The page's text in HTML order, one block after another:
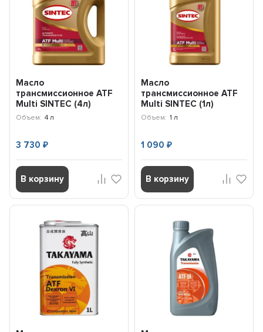
Масло
трансмиссионное ATF
Multi SINTEC (4л)
324710
Объем: 4 л
3 730₽
В корзину
Масло
трансмиссионное ATF
Multi SINTEC (1л)
324707
Объем: 1 л
1 090 ₽
В корзину